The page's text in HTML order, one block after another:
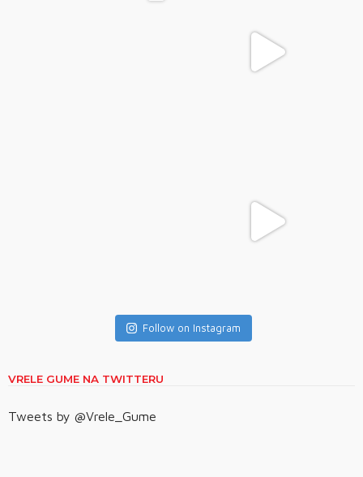
Follow on Instagram
VRELE GUME NA TWITTERU
Tweets by @Vrele_Gume